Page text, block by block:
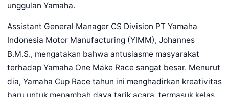
unggulan Yamaha.
Assistant General Manager CS Division PT Yamaha
Indonesia Motor Manufacturing (YIMM), Johannes
B.M.S., mengatakan bahwa antusiasme masyarakat
terhadap Yamaha One Make Race sangat besar. Menurut
dia, Yamaha Cup Race tahun ini menghadirkan kreativitas